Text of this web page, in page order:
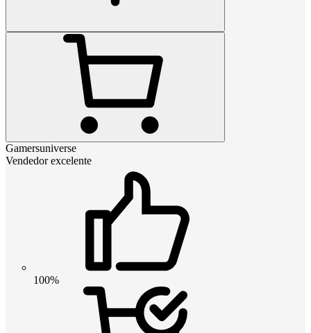
Gamersuniverse
Vendedor excelente
100%